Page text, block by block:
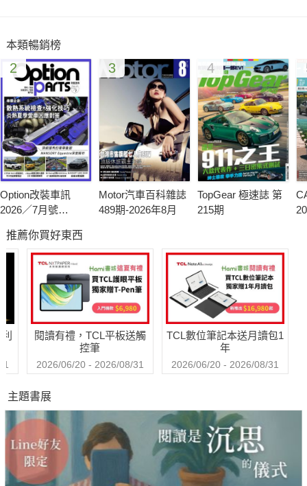
本類暢銷榜
2
Option改裝車訊
2026／7月號
3
Motor汽車百科雜誌
489期-2026年8月
4
TopGear 極速誌 第
215期
推薦你買好東西
閱讀有禮，TCL平板送觸
控筆
2026/06/20 - 2026/08/31
TCL數位筆記本送月讀包1
年
2026/06/20 - 2026/08/31
主題書展